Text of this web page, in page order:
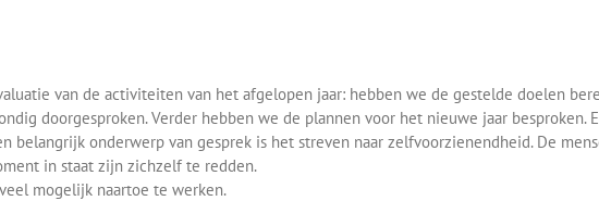
van de activiteiten van het afgelopen jaar: hebben we de gestelde doelen
doorgesproken. Verder hebben we de plannen voor het nieuwe jaar besproken.
belangrijk onderwerp van gesprek is het streven naar zelfvoorzienendheid. De
in staat zijn zichzelf te redden.
mogelijk naartoe te werken.